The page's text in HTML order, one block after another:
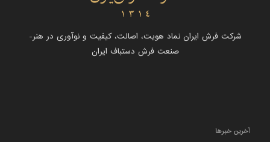
شرکت فرش ایران نماد هویت، اصالت، کیفیت و نوآوری در هنر-
صنعت فرش دستباف ایران
آخرین خبرها